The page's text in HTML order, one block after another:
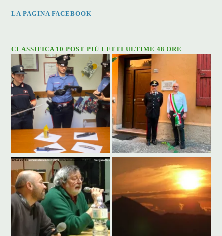
LA PAGINA FACEBOOK
CLASSIFICA 10 POST PIÙ LETTI ULTIME 48 ORE